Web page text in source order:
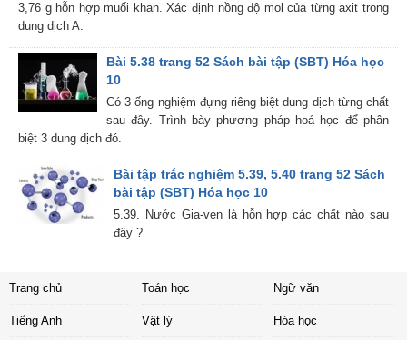
3,76 g hỗn hợp muối khan. Xác định nồng độ mol của từng axit trong
dung dịch A.
Bài 5.38 trang 52 Sách bài tập (SBT) Hóa học
10
Có 3 ống nghiệm đựng riêng biệt dung dịch từng chất
sau đây. Trình bày phương pháp hoá học để phân
biệt 3 dung dịch đó.
Bài tập trắc nghiệm 5.39, 5.40 trang 52 Sách
bài tập (SBT) Hóa học 10
5.39. Nước Gia-ven là hỗn hợp các chất nào sau
đây ?
Trang chủ Toán học Ngữ văn
Tiếng Anh Vật lý Hóa học